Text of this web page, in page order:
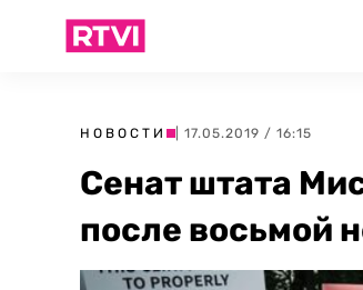
НОВОСТИ | 17.05.2019 / 16:15
Сенат штата
после восьмой